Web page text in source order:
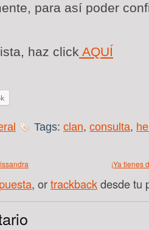
para así poder
haz click AQUÍ
Tags: clan, consulta,
¡Ya tienes
, ortrackbackdesde tu